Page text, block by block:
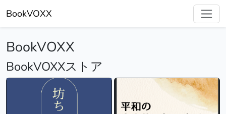
BookVOXX
BookVOXX
BookVOXXストア